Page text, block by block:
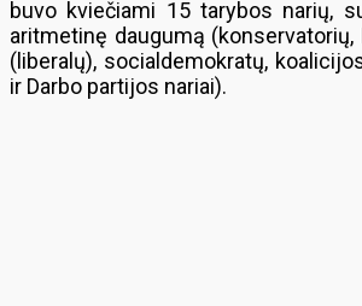
buvo kviečiami 15 tarybos narių,
aritmetinę daugumą
(liberalų), socialdemokratų,
ir Darbo partijos nariai).